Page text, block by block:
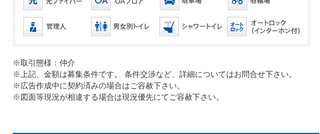
※取引態様：仲介
※上記、金額は募集条件です。 条件交渉など、詳細についてはお問合せ下さい。
※広告作成中に契約済みの場合はご容赦下さい。
※図面等現況が相違する場合は現況優先にてご容赦下さい。